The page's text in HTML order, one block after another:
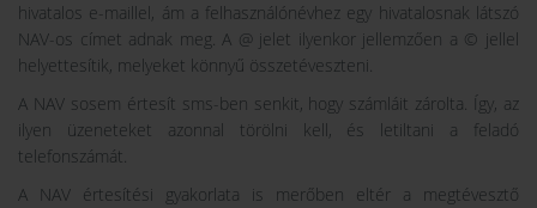
hivatalos e-maillel, ám a felhasználónévhez egy hivatalosnak látszó
NAV-os címet adnak meg. A @ jelet ilyenkor jellemzően a © jellel
helyettesítik, melyeket könnyű összetéveszteni.
A NAV sosem értesít sms-ben senkit, hogy számláit zárolta. Így, az
ilyen üzeneteket azonnal törölni kell, és letiltani a feladó
telefonszámát.
A NAV értesítési gyakorlata is merőben eltér a megtévesztő